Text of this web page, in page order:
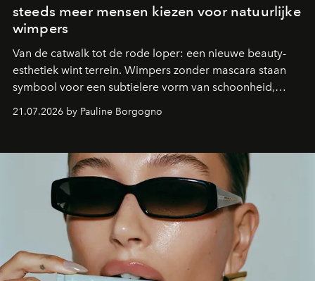
steeds meer mensen kiezen voor natuurlijke
wimpers
Van de catwalk tot de rode loper: een nieuwe beauty-
esthetiek wint terrein. Wimpers zonder mascara staan
symbool voor een subtielere vorm van schoonheid,
aan make-up.
21.07.2026 by Pauline Borgogno